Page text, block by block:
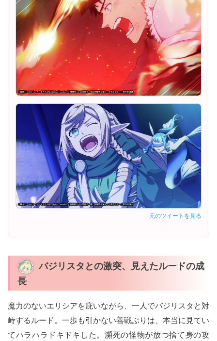
元のツイートを見る
バジリスタとの激突、見えたルードの成
長
魔力のないエリシアを庇いながら、一人でバジリスタと対
峙するルード。一歩も引かない善戦ぶりは、本当に見てい
てハラハラドキドキした。瀕死の怪物が放つ捨て身の攻